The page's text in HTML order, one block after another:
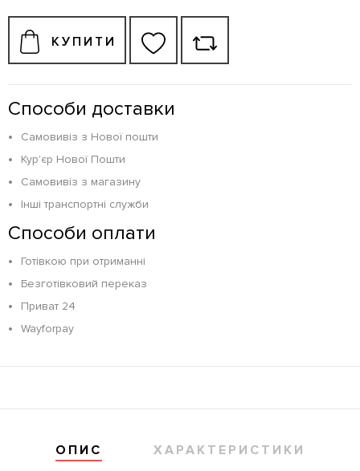
КУПИТИ
Способи доставки
Самовивіз з Нової пошти
Кур'єр Нової Пошти
Самовивіз з магазину
Інші транспортні служби
Способи оплати
Готівкою при отриманні
Безготівковий переказ
Приват 24
Wayforpay
ОПИС
ХАРАКТЕРИСТИКИ